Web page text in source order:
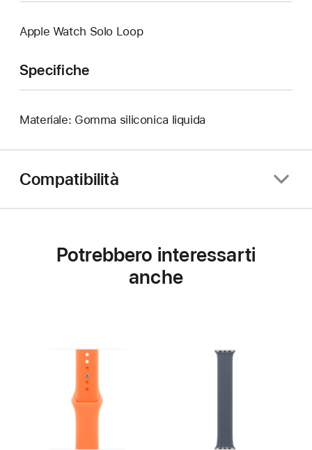
Apple Watch Solo Loop
Specifiche
Materiale: Gomma siliconica liquida
Compatibilità
Potrebbero interessarti
anche